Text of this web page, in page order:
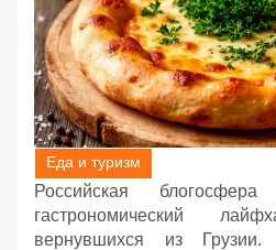
Еда и туризм
Российская
гастрономический
вернувшихся из